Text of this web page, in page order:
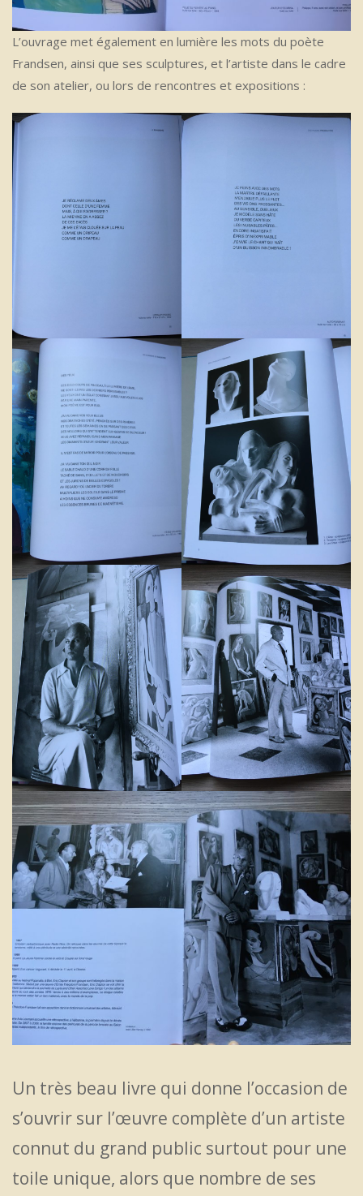
L’ouvrage met également en lumière les mots du poète
Frandsen, ainsi que ses sculptures, et l’artiste dans le cadre
de son atelier, ou lors de rencontres et expositions :
Un très beau livre qui donne l’occasion de
s’ouvrir sur l’œuvre complète d’un artiste
connut du grand public surtout pour une
toile unique, alors que nombre de ses